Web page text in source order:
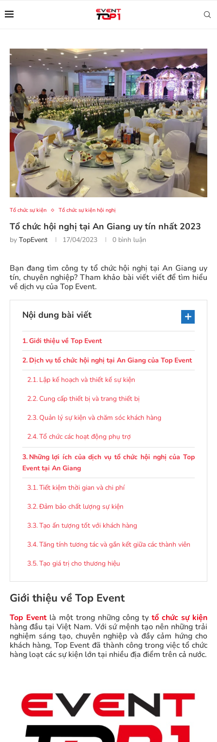
Tổ chức sự kiện Tổ chức sự kiện hội nghị
Tổ chức hội nghị tại An Giang uy tín nhất 2023
by TopEvent 17/04/2023 0 bình luận
Bạn đang tìm công ty tổ chức hội nghị tại An Giang uy
tín, chuyên nghiệp? Tham khảo bài viết viết để tìm hiểu
về dịch vụ của Top Event.
Nội dung bài viết
Giới thiệu về Top Event
Dịch vụ tổ chức hội nghị tại An Giang của Top Event
Lập kế hoạch và thiết kế sự kiện
Cung cấp thiết bị và trang thiết bị
Quản lý sự kiện và chăm sóc khách hàng
Tổ chức các hoạt động phụ trợ
Những lợi ích của dịch vụ tổ chức hội nghị của Top
Event tại An Giang
Tiết kiệm thời gian và chi phí
Đảm bảo chất lượng sự kiện
Tạo ấn tượng tốt với khách hàng
Tăng tính tương tác và gắn kết giữa các thành viên
Tạo giá trị cho thương hiệu
Các câu hỏi thường gặp
Kết luận
Giới thiệu về Top Event
Top Eventlà một trong những công ty tổ chức sự kiện
hàng đầu tại Việt Nam. Với sứ mệnh tạo nên những trải
nghiệm sáng tạo, chuyên nghiệp và đầy cảm hứng cho
khách hàng, Top Event đã thành công trong việc tổ chức
hàng loạt các sự kiện lớn tại nhiều địa điểm trên cả nước.